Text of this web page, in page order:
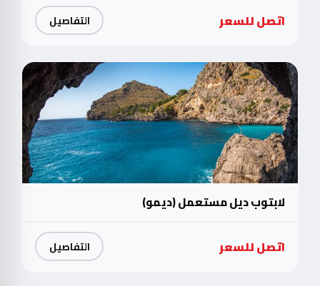
اتصل للسعر التفاصيل
لابتوب ديل مستعمل (ديمو)
اتصل للسعر التفاصيل